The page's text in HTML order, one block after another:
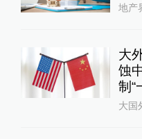
地产
大
蚀
制“
大国